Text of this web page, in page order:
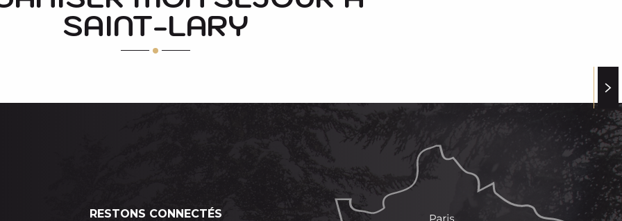
LARY
LARY
SAINT-LARY
CHAMBRES D’HÔTES
RESTONS CONNECTÉS